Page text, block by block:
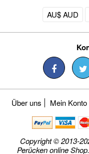
AU$ AUD
Über uns Mein Konto
Copyright © 2013-
Perücken online